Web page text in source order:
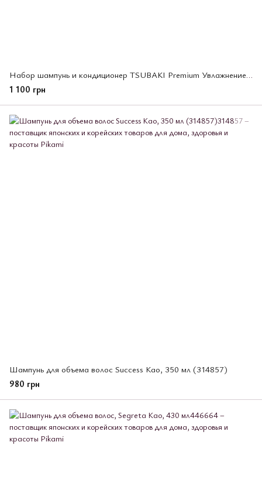
Набор шампунь и кондиционер TSUBAKI Premium Увлажнение и восстановление волос, 2 шт х 300 мл (494900)
1 100 грн
Шампунь для объема волос Success Као, 350 мл (314857)
980 грн